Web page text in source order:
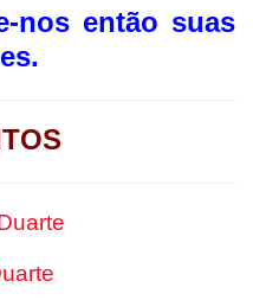
nos então suas